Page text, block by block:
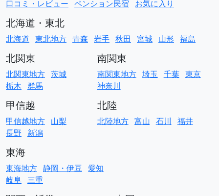
口コミ・レビュー ペンション民宿 お気に入り
北海道・東北
北海道 東北地方 青森 岩手 秋田 宮城 山形 福島
北関東
北関東地方 茨城
栃木 群馬
南関東
南関東地方 埼玉 千葉 東京
神奈川
甲信越
甲信越地方 山梨
長野
新潟
北陸
北陸地方 富山 石川 福井
東海
東海地方 静岡・伊豆 愛知
岐阜 三重